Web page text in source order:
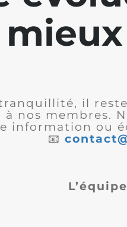
il
nos membres.
information ou
📧